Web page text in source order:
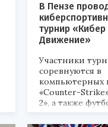
В Пензе
турнир «Кибер
Движение»
Участники
соревнуются в
компьютерных
«Counter-
2», а также
и гоночном